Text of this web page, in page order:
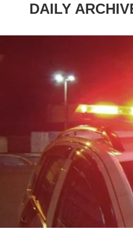
DAILY